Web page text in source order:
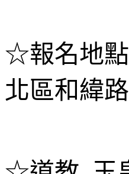
☆報名地點
北區和緯